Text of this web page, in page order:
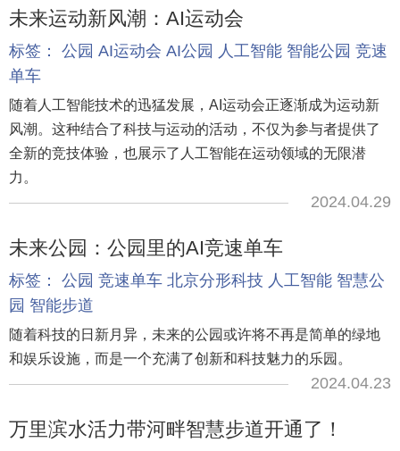
未来运动新风潮：AI运动会
标签： 公园 AI运动会 AI公园 人工智能 智能公园 竞速
单车
随着人工智能技术的迅猛发展，AI运动会正逐渐成为运动新
风潮。这种结合了科技与运动的活动，不仅为参与者提供了
全新的竞技体验，也展示了人工智能在运动领域的无限潜
力。
2024.04.29
未来公园：公园里的AI竞速单车
标签： 公园 竞速单车 北京分形科技 人工智能 智慧公
园 智能步道
随着科技的日新月异，未来的公园或许将不再是简单的绿地
和娱乐设施，而是一个充满了创新和科技魅力的乐园。
2024.04.23
万里滨水活力带河畔智慧步道开通了！